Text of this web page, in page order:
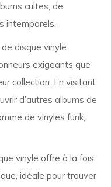
cultes, de
intemporels.
disque vinyle
exigeants que
collection. En visitant
d’autres albums de
de vinyles funk,
vinyle offre à la fois
idéale pour trouver